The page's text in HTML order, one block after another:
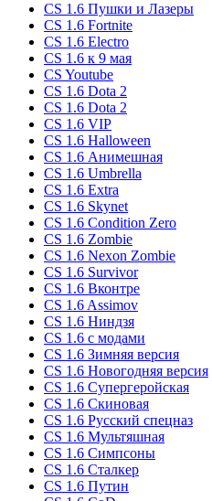
CS 1.6 Пушки и Лазеры
CS 1.6 Fortnite
CS 1.6 Electro
CS 1.6 к 9 мая
CS Youtube
CS 1.6 Dota 2
CS 1.6 Dota 2
CS 1.6 VIP
CS 1.6 Halloween
CS 1.6 Анимешная
CS 1.6 Umbrella
CS 1.6 Extra
CS 1.6 Skynet
CS 1.6 Condition Zero
CS 1.6 Zombie
CS 1.6 Nexon Zombie
CS 1.6 Survivor
CS 1.6 Вконтре
CS 1.6 Assimov
CS 1.6 Ниндзя
CS 1.6 с модами
CS 1.6 Зимняя версия
CS 1.6 Новогодняя версия
CS 1.6 Супергеройская
CS 1.6 Скиновая
CS 1.6 Русский спецназ
CS 1.6 Мультяшная
CS 1.6 Симпсоны
CS 1.6 Сталкер
CS 1.6 Путин